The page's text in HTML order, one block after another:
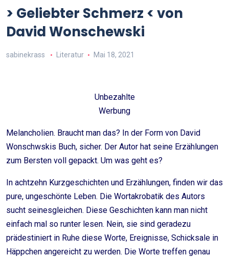
> Geliebter Schmerz < von
David Wonschewski
sabinekrass Literatur Mai 18, 2021
Unbezahlte
Werbung
Melancholien. Braucht man das? In der Form von David
Wonschwskis Buch, sicher. Der Autor hat seine Erzählungen
zum Bersten voll gepackt. Um was geht es?
In achtzehn Kurzgeschichten und Erzählungen, finden wir das
pure, ungeschönte Leben. Die Wortakrobatik des Autors
sucht seinesgleichen. Diese Geschichten kann man nicht
einfach mal so runter lesen. Nein, sie sind geradezu
prädestiniert in Ruhe diese Worte, Ereignisse, Schicksale in
Häppchen angereicht zu werden. Die Worte treffen genau